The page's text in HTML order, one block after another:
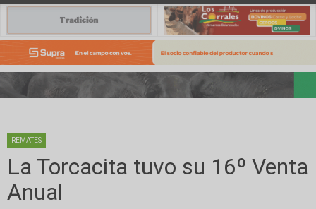
REMATES
La Torcacita tuvo su 16º Venta
Anual